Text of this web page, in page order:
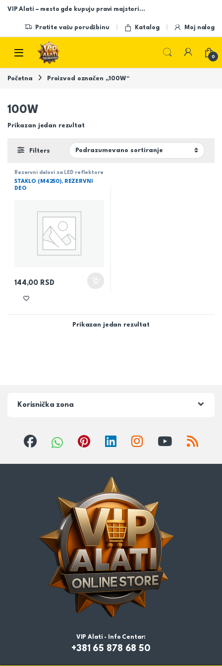
Skip to navigation
Skip to content
VIP Alati – mesto gde kupuju pravi majstori…
Pratite vašu porudžbinu Katalog Moj nalog
Open
0
Početna Proizvod označen „100W“
100W
Prikazan jedan rezultat
Filters
Rezervni delovi za LED reflektore
STAKLO (M4250), REZERVNI
DEO
144,00 RSD
Prikazan jedan rezultat
Korisnička zona
VIP Alati - Info Centar:
+381 65 878 68 50